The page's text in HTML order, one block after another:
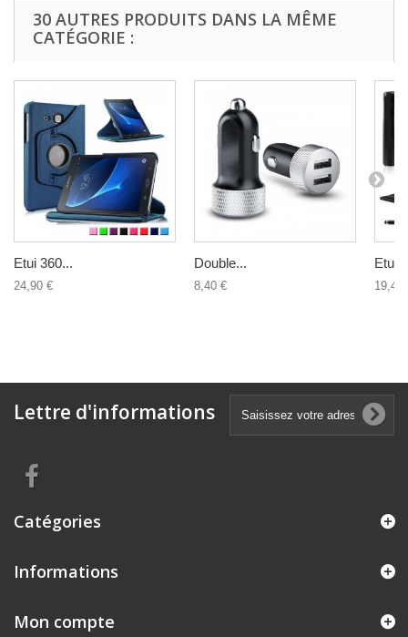
30 AUTRES PRODUITS DANS LA MÊME
CATÉGORIE :
Etui 360...
24,90 €
Double...
8,40 €
Etui
19,40
Lettre d'informations
Catégories
Informations
Mon compte